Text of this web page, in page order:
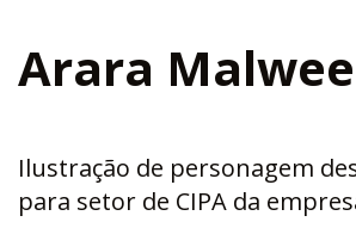
Arara Malwee
Ilustração de personagem
para setor de CIPA da